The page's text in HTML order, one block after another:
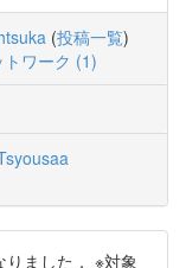
(投稿一覧)
トワーク (1)
りました． ※対象